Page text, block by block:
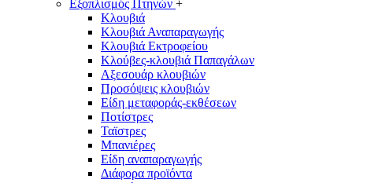
Εξοπλισμός Πτηνών +
Κλουβιά
Κλουβιά Αναπαραγωγής
Κλουβιά Eκτροφείου
Κλούβες-κλουβιά Παπαγάλων
Αξεσουάρ κλουβιών
Προσόψεις κλουβιών
Είδη μεταφοράς-εκθέσεων
Ποτίστρες
Ταϊστρες
Μπανιέρες
Είδη αναπαραγωγής
Διάφορα προϊόντα